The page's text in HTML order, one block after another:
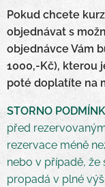
Pokud chcete
objednávat s
objednávce Vám
1000,-Kč), kterou
poté doplatíte na
STORNO
před
rezervace méně
nebo v případě, že
propadá v plné